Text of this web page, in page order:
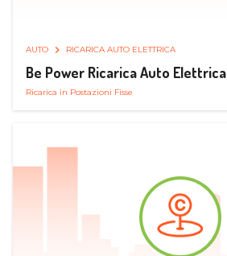
AUTO RICARICA AUTO ELETTRICA
Be Power Ricarica Auto Elettrica
Ricarica in Postazioni Fisse